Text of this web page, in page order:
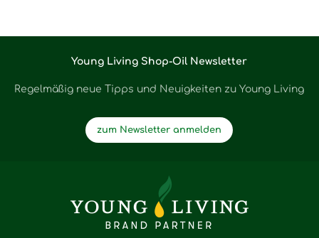
Young Living Shop-Oil Newsletter
Regelmäßig neue Tipps und Neuigkeiten zu Young Living
zum Newsletter anmelden